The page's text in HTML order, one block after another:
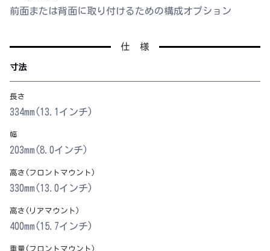
前面または背面に取り付けるための構成オプション
仕 様
寸法
長さ
334mm(13.1インチ)
幅
203mm(8.0インチ)
高さ(フロントマウント)
330mm(13.0インチ)
高さ(リアマウント)
400mm(15.7インチ)
重量(フロントマウント)